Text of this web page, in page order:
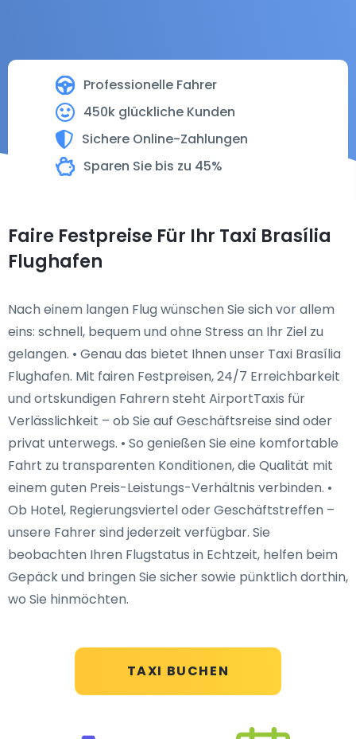
Professionelle Fahrer
450k glückliche Kunden
Sichere Online-Zahlungen
Sparen Sie bis zu 45%
TAXI BUCHEN
Faire Festpreise Für Ihr Taxi Brasília
Flughafen
Nach einem langen Flug wünschen Sie sich vor allem
eins: schnell, bequem und ohne Stress an Ihr Ziel zu
gelangen. • Genau das bietet Ihnen unser Taxi Brasília
Flughafen. Mit fairen Festpreisen, 24/7 Erreichbarkeit
und ortskundigen Fahrern steht AirportTaxis für
Verlässlichkeit – ob Sie auf Geschäftsreise sind oder
privat unterwegs. • So genießen Sie eine komfortable
Fahrt zu transparenten Konditionen, die Qualität mit
einem guten Preis-Leistungs-Verhältnis verbinden. •
Ob Hotel, Regierungsviertel oder Geschäftstreffen –
unsere Fahrer sind jederzeit verfügbar. Sie
beobachten Ihren Flugstatus in Echtzeit, helfen beim
Gepäck und bringen Sie sicher sowie pünktlich dorthin,
wo Sie hinmöchten.